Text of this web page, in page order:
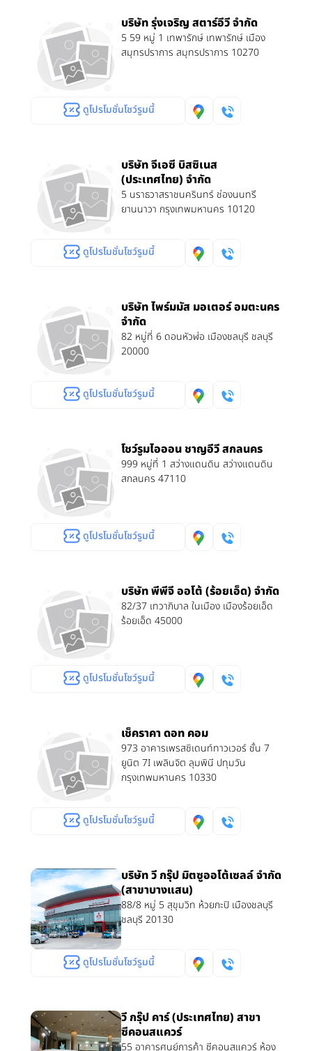
บริษัท รุ่งเจริญ สตาร์อีวี จำกัด
5 59 หมู่ 1 เทพารักษ์ เทพารักษ์ เมือง
สมุทรปราการ สมุทรปราการ 10270
ดูโปรโมชั่นโชว์รูมนี้
บริษัท จีเอซี บิสซิเนส
(ประเทศไทย) จำกัด
5 นราธวาสราชนครินทร์ ช่องนนทรี
ยานนาวา กรุงเทพมหานคร 10120
ดูโปรโมชั่นโชว์รูมนี้
บริษัท ไพร์มมัส มอเตอร์ อมตะนคร
จำกัด
82 หมู่ที่ 6 ดอนหัวฬ่อ เมืองชลบุรี ชลบุรี
20000
ดูโปรโมชั่นโชว์รูมนี้
โชว์รูมไอออน ชาญอีวี สกลนคร
999 หมู่ที่ 1 สว่างแดนดิน สว่างแดนดิน
สกลนคร 47110
ดูโปรโมชั่นโชว์รูมนี้
บริษัท พีพีจี ออโต้ (ร้อยเอ็ด) จำกัด
82/37 เทวาภิบาล ในเมือง เมืองร้อยเอ็ด
ร้อยเอ็ด 45000
ดูโปรโมชั่นโชว์รูมนี้
เช็คราคา ดอท คอม
973 อาคารเพรสซิเดนท์ทาวเวอร์ ชั้น 7
ยูนิต 7I เพลินจิต ลุมพินี ปทุมวัน
กรุงเทพมหานคร 10330
ดูโปรโมชั่นโชว์รูมนี้
บริษัท วี กรุ๊ป มิตซูออโต้เซลล์ จำกัด
(สาขาบางแสน)
88/8 หมู่ 5 สุขุมวิท ห้วยกะปิ เมืองชลบุรี
ชลบุรี 20130
ดูโปรโมชั่นโชว์รูมนี้
วี กรุ๊ป คาร์ (ประเทศไทย) สาขา
ซีคอนสแควร์
55 อาคารศูนย์การค้า ซีคอนสแควร์ ห้อง